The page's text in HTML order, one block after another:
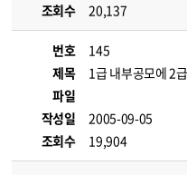
조회수
20,137
번호
145
제목
1급 내부공모에 2
파일
작성일
2005-09-05
조회수
19,904